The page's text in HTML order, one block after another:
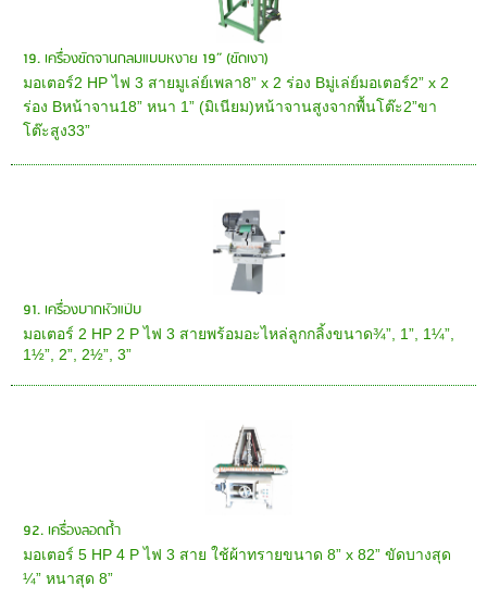
19. เครื่องขัดจานกลมแบบหงาย 19” (ขัดเงา)
มอเตอร์2 HP ไฟ 3 สายมูเล่ย์เพลา8” x 2 ร่อง Bมู่เล่ย์มอเตอร์2” x 2
ร่อง Bหน้าจาน18” หนา 1” (มิเนียม)หน้าจานสูงจากพื้นโต๊ะ2”ขา
โต๊ะสูง33”
91. เครื่องบากหัวแป๊บ
มอเตอร์ 2 HP 2 P ไฟ 3 สายพร้อมอะไหล่ลูกกลิ้งขนาด¾”, 1”, 1¼”,
1½”, 2”, 2½”, 3”
92. เครื่องลอดถ้ำ
มอเตอร์ 5 HP 4 P ไฟ 3 สาย ใช้ผ้าทรายขนาด 8” x 82” ขัดบางสุด
¼” หนาสุด 8”